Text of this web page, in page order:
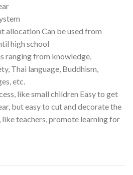
allocation Can be used from
high school
ranging from knowledge,
Thai language, Buddhism,
etc.
like small children Easy to get
but easy to cut and decorate the
like teachers, promote learning for